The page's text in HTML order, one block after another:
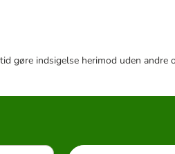
gøre indsigelse herimod uden andre